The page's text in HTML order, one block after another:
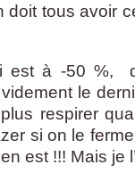
tous avoir
est à -50 %,
le
respirer
si on le
est !!! Mais je